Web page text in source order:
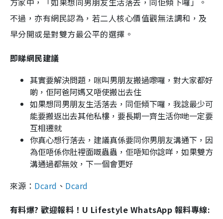
不過，亦有網民認為，若二人核心價值觀無法調和，及
早分開或是對雙方最公平的選擇。
即睇網民建議
其實要解決問題，咪叫男朋友搬過嚟囉，對大家都好
啲，佢阿爸阿媽又唔使搬出去住
如果想同男朋友生活落去，同佢傾下囉，我諗最少可
能要搬返出去其他私樓，要長期一齊生活你哋一定要
互相遷就
你真心想行落去，建議真係要同你男朋友溝通下，因
為佢唔係你肚裡面嘅蟲蟲，佢唔知你諗咩，如果雙方
溝通過都無效，下一個會更好
來源： Dcard 、 Dcard
有料爆? 歡迎報料！U Lifestyle WhatsApp 報料專線: